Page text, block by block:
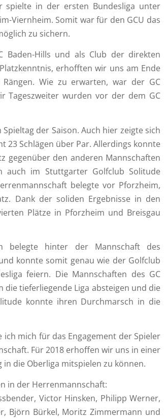
spielte in der ersten Bundesliga unter
Viernheim. Somit war für den GCU das
zu sichern.
Hills und als Club der direkten
erhofften wir uns am Ende
Wie zu erwarten, war der GC
Tageszweiter wurden vor der dem GC
der Saison. Auch hier zeigte sich
23 Schlägen über Par. Allerdings konnte
gegenüber den anderen Mannschaften
auch im Stuttgarter Golfclub Solitude
belegte vor Pforzheim,
Dank der soliden Ergebnisse in den
Plätze in Pforzheim und Breisgau
belegte hinter der Mannschaft des
konnte somit genau wie der Golfclub
feiern. Die Mannschaften des GC
die tieferliegende Liga absteigen und die
konnte ihren Durchmarsch in die
mich für das Engagement der Spieler
Für 2018 erhoffen wir uns in einer
die Oberliga mitspielen zu können.
in der Herrenmannschaft:
Victor Hinsken, Philipp Werner,
Björn Bürkel, Moritz Zimmermann und